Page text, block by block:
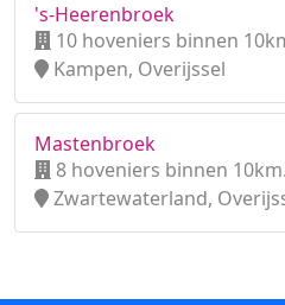
's-Heerenbroek
10 hoveniers binnen
Kampen, Overijssel
Mastenbroek
8 hoveniers binnen 10km.
Zwartewaterland,